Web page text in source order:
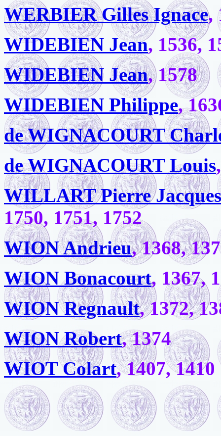
WERBIER Gilles Ignace,
WIDEBIEN Jean, 1536,
WIDEBIEN Jean, 1578
WIDEBIEN Philippe,
de WIGNACOURT
de WIGNACOURT Louis
WILLART Pierre
1750, 1751, 1752
WION Andrieu, 1368,
WION Bonacourt, 1367,
WION Regnault, 1372,
WION Robert, 1374
WIOT Colart, 1407, 1410